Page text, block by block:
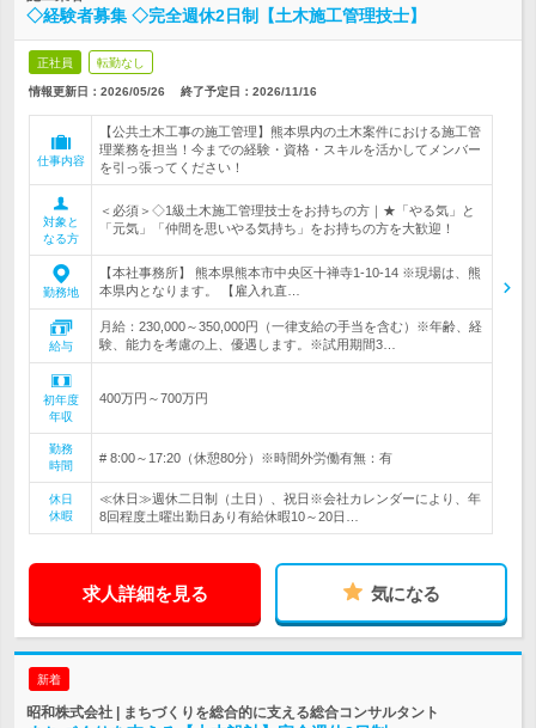
◇経験者募集 ◇完全週休2日制【土木施工管理技士】
正社員 転勤なし
情報更新日：2026/05/26 終了予定日： 2026/11/16
仕事内容
【公共土木工事の施工管理】熊本県内の土木案件における施工管
理業務を担当！今までの経験・資格・スキルを活かしてメンバー
を引っ張ってください！
対象と
なる方
＜必須＞◇1級土木施工管理技士をお持ちの方｜★「やる気」と
「元気」「仲間を思いやる気持ち」をお持ちの方を大歓迎！
勤務地
【本社事務所】 熊本県熊本市中央区十禅寺1-10-14 ※現場は、熊
本県内となります。 【雇入れ直…
給与
月給：230,000～350,000円（一律支給の手当を含む）※年齢、経
験、能力を考慮の上、優遇します。※試用期間3…
初年度
年収
400万円～700万円
勤務
時間
# 8:00～17:20（休憩80分）※時間外労働有無：有
休日
休暇
≪休日≫週休二日制（土日）、祝日※会社カレンダーにより、年
8回程度土曜出勤日あり有給休暇10～20日…
求人詳細を見る 気になる
新着
昭和株式会社 | まちづくりを総合的に支える総合コンサルタント